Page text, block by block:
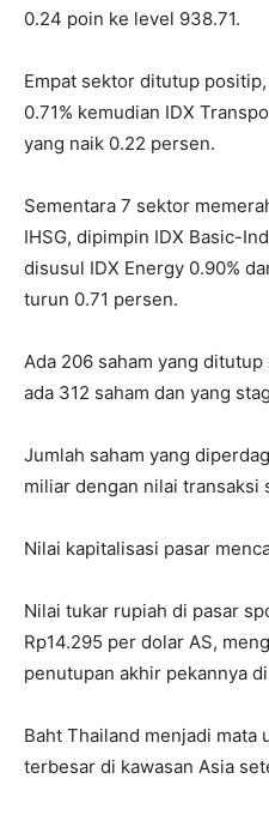
0.24 poin ke level 938.71.
Empat sektor ditutup
0.71% kemudian IDX
yang naik 0.22 persen.
Sementara 7 sektor
IHSG, dipimpin IDX Basic-
disusul IDX Energy 0.90%
turun 0.71 persen.
Ada 206 saham yang
ada 312 saham dan yang
Jumlah saham yang
miliar dengan nilai transaksi
Nilai kapitalisasi pasar
Nilai tukar rupiah di pasar
Rp14.295 per dolar AS,
penutupan akhir pekannya
Baht Thailand menjadi mata
terbesar di kawasan Asia